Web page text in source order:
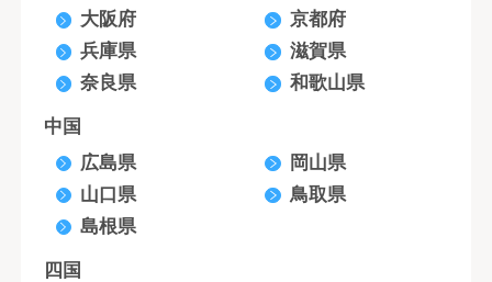
大阪府
京都府
兵庫県
滋賀県
奈良県
和歌山県
中国
広島県
岡山県
山口県
鳥取県
島根県
四国